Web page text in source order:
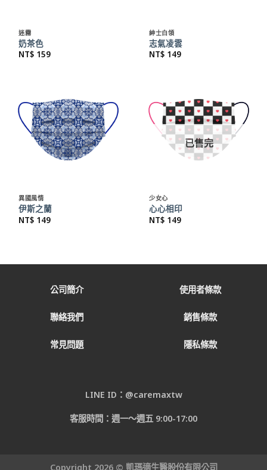
迷霧
奶茶色
NT$ 159
紳士白領
志氣凌雲
NT$ 149
異國風情
伊斯之蘭
NT$ 149
已售完
少女心
心心相印
NT$ 149
公司簡介
聯絡我們
常見問題
使用者條款
銷售條款
隱私條款
LINE ID：@caremaxtw
客服時間：週一～週五 9:00-17:00
Copyright 2026 © 凱瑪適生醫股份有限公司